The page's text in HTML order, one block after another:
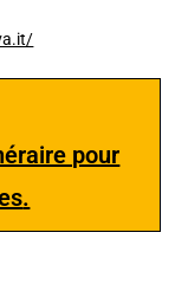
pour
.